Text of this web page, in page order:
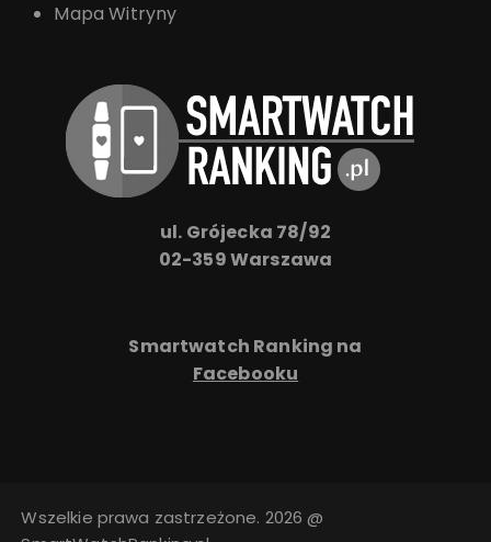
Mapa Witryny
ul. Grójecka 78/92
02-359 Warszawa
Smartwatch Ranking na
Facebooku
Wszelkie prawa zastrzeżone. 2026 @